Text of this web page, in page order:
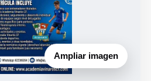
Ampliar imagen